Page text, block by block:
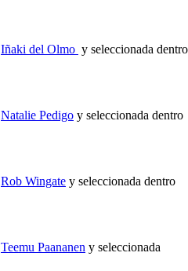
Iñaki del Olmo y seleccionada dentro
Natalie Pedigo y seleccionada dentro
Rob Wingate y seleccionada dentro
Teemu Paananen y seleccionada